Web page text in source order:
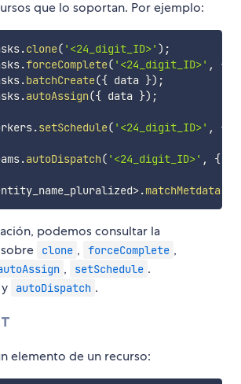
que lo soportan. Por ejemplo:
.clone( '<24_digit_ID>' ) ;
.forceComplete( '<24_digit_ID>' , {
.batchCreate({ data }) ;
.autoAssign({ data }) ;
.setSchedule( '<24_digit_ID>' , {
.autoDispatch( '<24_digit_ID>' , {
>.matchMetdata
podemos consultar la
clone , forceComplete ,
, setSchedule .
y autoDispatch .
elemento de un recurso: